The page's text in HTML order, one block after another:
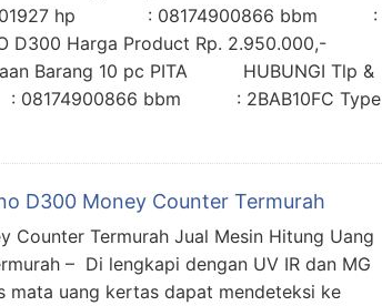
2201927 hp : 08174900866 bbm :
D300 Harga Product Rp. 2.950.000,-
Barang 10 pc PITA HUBUNGI Tlp &
bbm : 2BAB10FC Type
D300 Money Counter Termurah
Counter Termurah Jual Mesin Hitung Uang
– Di lengkapi dengan UV IR dan MG
mata uang kertas dapat mendeteksi ke